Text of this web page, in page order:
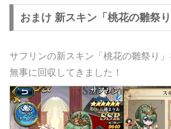
おまけ 新スキン「桃花の雛祭り
サフリンの新スキン「桃花の雛祭り
無事に回収してきました！